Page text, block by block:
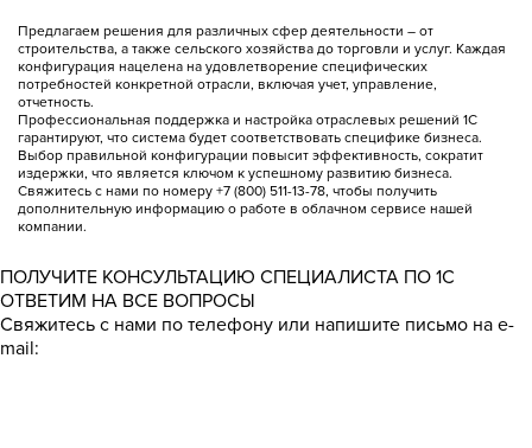
Предлагаем решения для различных сфер деятельности – от
строительства, а также сельского хозяйства до торговли и услуг. Каждая
конфигурация нацелена на удовлетворение специфических
потребностей конкретной отрасли, включая учет, управление,
отчетность.
Профессиональная поддержка и настройка отраслевых решений 1C
гарантируют, что система будет соответствовать специфике бизнеса.
Выбор правильной конфигурации повысит эффективность, сократит
издержки, что является ключом к успешному развитию бизнеса.
Свяжитесь с нами по номеру +7 (800) 511-13-78, чтобы получить
дополнительную информацию о работе в облачном сервисе нашей
компании.
ПОЛУЧИТЕ КОНСУЛЬТАЦИЮ СПЕЦИАЛИСТА ПО 1С
ОТВЕТИМ НА ВСЕ ВОПРОСЫ
Свяжитесь с нами по телефону или напишите письмо на e-
mail: